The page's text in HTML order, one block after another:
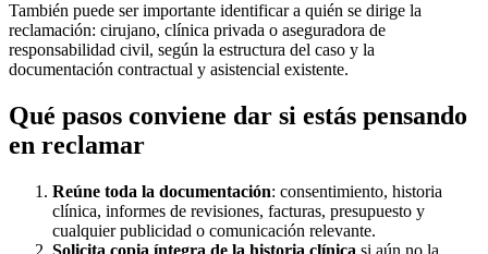
También puede ser importante identificar a quién se dirige la
reclamación: cirujano, clínica privada o aseguradora de
responsabilidad civil, según la estructura del caso y la
documentación contractual y asistencial existente.
Qué pasos conviene dar si estás pensando
en reclamar
Reúne toda la documentación: consentimiento, historia
clínica, informes de revisiones, facturas, presupuesto y
cualquier publicidad o comunicación relevante.
Solicita copia íntegra de la historia clínica si aún no la